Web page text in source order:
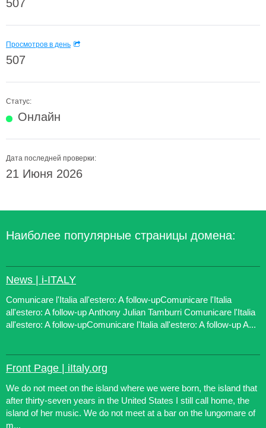
507
Просмотров в день
507
Статус:
Онлайн
Дата последней проверки:
21 Июня 2026
Наиболее популярные страницы домена:
News | i-ITALY
Comunicare l'Italia all'estero: A follow-upComunicare l'Italia
all'estero: A follow-up Anthony Julian Tamburri Comunicare l'Italia
all'estero: A follow-upComunicare l'Italia all'estero: A follow-up A...
Front Page | iItaly.org
We do not meet on the island where we were born, the island that
after thirty-seven years in the United States I still call home, the
island of her music. We do not meet at a bar on the lungomare of
m...